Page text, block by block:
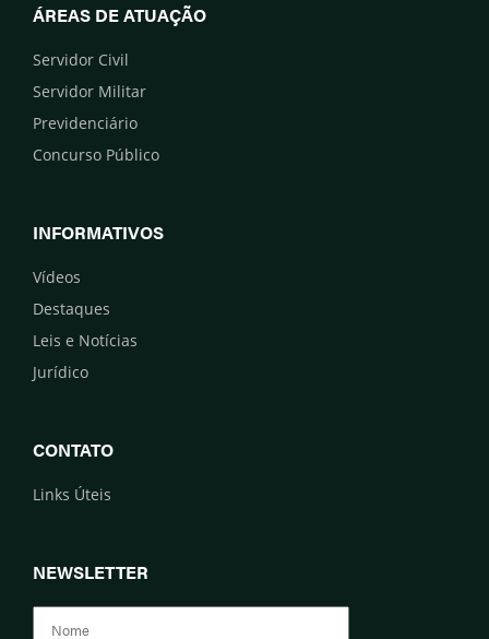
ÁREAS DE ATUAÇÃO
Servidor Civil
Servidor Militar
Previdenciário
Concurso Público
INFORMATIVOS
Vídeos
Destaques
Leis e Notícias
Jurídico
CONTATO
Links Úteis
NEWSLETTER